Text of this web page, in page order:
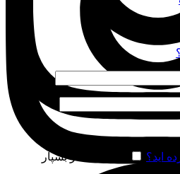
اید؟ مرا به خاطر بسپار